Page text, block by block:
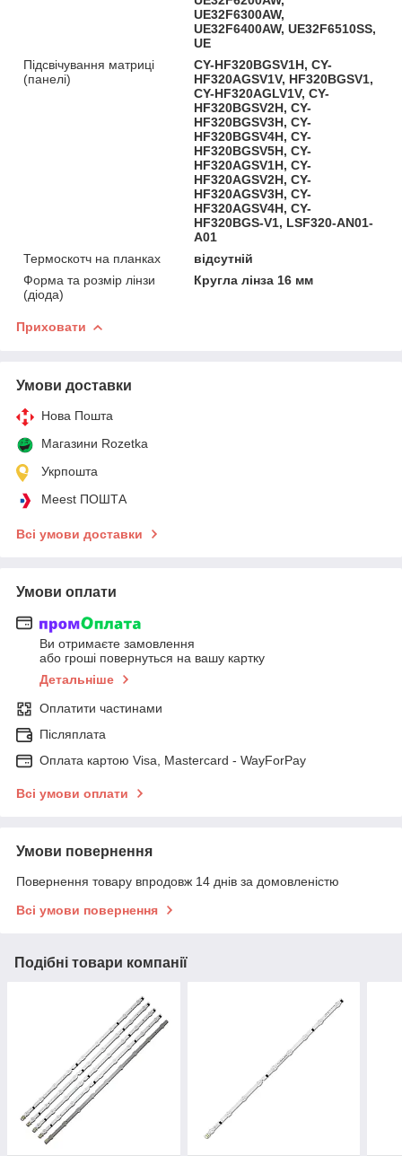
UE32F6300AW,
UE32F6400AW, UE32F6510SS,
UE
Підсвічування матриці
(панелі)
CY-HF320BGSV1H, CY-
HF320AGSV1V, HF320BGSV1,
CY-HF320AGLV1V, CY-
HF320BGSV2H, CY-
HF320BGSV3H, CY-
HF320BGSV4H, CY-
HF320BGSV5H, CY-
HF320AGSV1H, CY-
HF320AGSV2H, CY-
HF320AGSV3H, CY-
HF320AGSV4H, CY-
HF320BGS-V1, LSF320-AN01-
A01
Термоскотч на планках
відсутній
Форма та розмір лінзи
(діода)
Кругла лінза 16 мм
Приховати
Умови доставки
Нова Пошта
Магазини Rozetka
Укрпошта
Meest ПОШТА
Всі умови доставки
Умови оплати
Ви отримаєте замовлення
або гроші повернуться на вашу картку
Детальніше
Оплатити частинами
Післяплата
Оплата картою Visa, Mastercard - WayForPay
Всі умови оплати
Умови повернення
Повернення товару впродовж 14 днів за домовленістю
Всі умови повернення
Подібні товари компанії